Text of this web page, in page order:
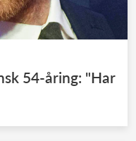
54-åring: "Har